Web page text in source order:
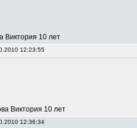
Виктория 10 лет
12:23:55
Виктория 10 лет
12:36:34